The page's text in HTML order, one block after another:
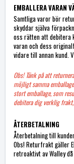
EMBALLERA VARAN
Samtliga varor bör
skyddar själva
oss rätten att debitera
varan och dess
vidare till annan kund.
Obs! Tänk på att
möjligt samma
stort emballage, som
debitera dig verklig
ÅTERBETALNING
Återbetalning till
Obs! Returfrakt gäller
retroaktivt av Walley